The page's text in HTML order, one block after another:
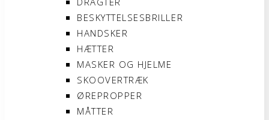
BESKYTTELSESBRILLER
HANDSKER
HÆTTER
MASKER OG HJELME
SKOOVERTRÆK
ØREPROPPER
MÅTTER